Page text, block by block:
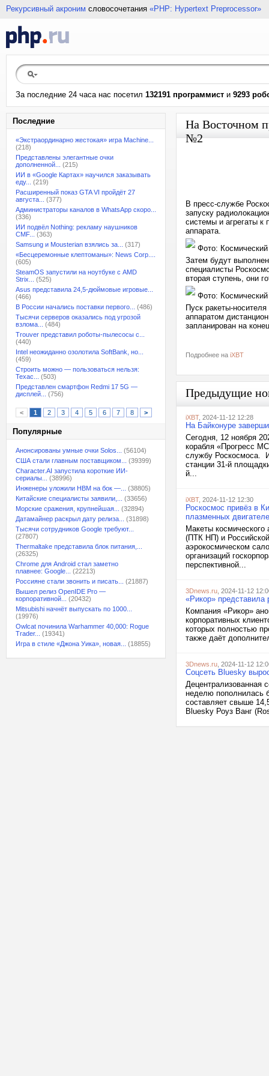
Рекурсивный акроним словосочетания «PHP: Hypertext Preprocessor»
За последние 24 часа нас посетил 132191 программист и 9293
Последние
«Экстраординарно жестокая» игра Machine...
(218)
Представлены элегантные очки
дополненной...
(215)
ИИ в «Google Картах» научился заказывать
еду...
(219)
Расширенный показ GTA VI пройдёт 27
августа...
(377)
Администраторы каналов в WhatsApp скоро...
(336)
ИИ подвёл Nothing: рекламу наушников
CMF...
(363)
Samsung и Mousterian взялись за...
(317)
«Бесцеремонные клептоманы»: News Corp....
(605)
SteamOS запустили на ноутбуке с AMD
Strix...
(525)
Asus представила 24,5-дюймовые игровые...
(466)
В России начались поставки первого...
(486)
Тысячи серверов оказались под угрозой
взлома...
(484)
Trouver представил роботы-пылесосы с...
(440)
Intel неожиданно озолотила SoftBank, но...
(459)
Строить можно — пользоваться нельзя:
Техас...
(503)
Представлен смартфон Redmi 17 5G —
дисплей...
(756)
< 1 2 3 4 5 6 7 8 >
Популярные
Анонсированы умные очки Solos...
(56104)
США стали главным поставщиком...
(39399)
Character.AI запустила короткие ИИ-
сериалы...
(38996)
Инженеры уложили HBM на бок —...
(38805)
Китайские специалисты заявили,...
(33656)
Морские сражения, крупнейшая...
(32894)
Датамайнер раскрыл дату релиза...
(31898)
Тысячи сотрудников Google требуют...
(27807)
Thermaltake представила блок питания,...
(26325)
Chrome для Android стал заметно
плавнее: Google...
(22213)
Россияне стали звонить и писать...
(21887)
Вышел релиз OpenIDE Pro —
корпоративной...
(20432)
Mitsubishi начнёт выпускать по 1000...
(19976)
Owlcat починила Warhammer 40,000: Rogue
Trader...
(19341)
Игра в стиле «Джона Уика», новая...
(18855)
На Восточном
№2
В пресс-службе
запуску
системы и агрегаты к
аппарата.
Фото:
Затем будут
специалисты
вторая ступень, они
Фото:
Пуск ракеты-
аппаратом
запланирован на
Подробнее на iXBT
Предыдущие
iXBT, 2024-11-12 12:28
На Байконуре
Сегодня, 12 ноября
корабля «Прогресс
службу Роскосмоса.
станции 31-й
й...
iXBT, 2024-11-12 12:30
Роскосмос привёз в
плазменных
Макеты космического
(ПТК НП) и
аэрокосмическом
организаций
перспективной...
3Dnews.ru , 2024-11-12
«Рикор»
Компания «Рикор»
корпоративных
которых полностью
также даёт
3Dnews.ru , 2024-11-12
Соцсеть Bluesky
Децентрализованная
неделю пополнилась
составляет свыше
Bluesky Роуз Ванг